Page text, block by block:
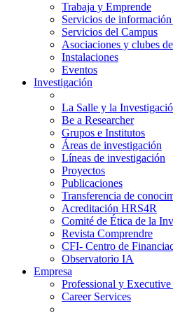
Trabaja y Emprende
Servicios de
Servicios del Campus
Asociaciones y clubes
Instalaciones
Eventos
Investigación
La Salle y la
Be a Researcher
Grupos e Institutos
Áreas de investigación
Líneas de investigación
Proyectos
Publicaciones
Transferencia de
Acreditación HRS4R
Comité de Ética de la
Revista Comprendre
CFI- Centro de
Observatorio IA
Empresa
Professional y
Career Services